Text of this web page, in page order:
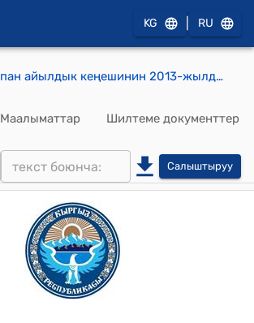
KG RU
Папан айылдык кеңешинин 2013-жылдын 15-мартындагы № 3 (Папан айылдык округдук кеңеши күн тартибиндеги маселелерди карап жана талкуулоо жөнүндө) токтому
Маалыматтар Шилтеме документтер
Салыштыруу